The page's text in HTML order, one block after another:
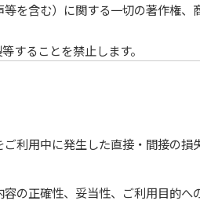
を含む）に関する一切の著作権、
することを禁止します。
利用中に発生した直接・間接の損
の正確性、妥当性、ご利用目的へ